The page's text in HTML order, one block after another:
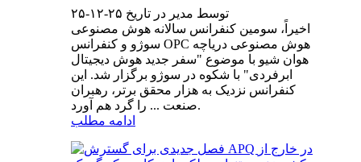
توسط مدیر در تاریخ ۲۵-۱۲-۲۵
اخیراً، سومین کنفرانس سالانه هوش مصنوعی
سوژو و کنفرانس OPC هوش مصنوعی دریاچه
هوان شیو با موضوع "سفر جدید هوش دیجیتال
ابرفردی" با شکوه در سوژو برگزار شد. این
کنفرانس نزدیک به هزار محقق برتر، رهبران
صنعت ... را گرد هم آورد.
ادامه مطلب